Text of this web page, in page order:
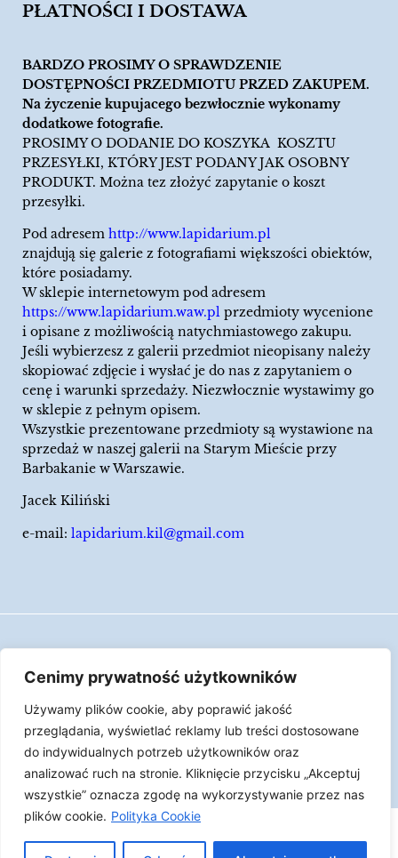
Cenimy prywatność użytkowników
Używamy plików cookie, aby poprawić jakość
przeglądania, wyświetlać reklamy lub treści dostosowane
do indywidualnych potrzeb użytkowników oraz
analizować ruch na stronie. Kliknięcie przycisku „Akceptuj
wszystkie” oznacza zgodę na wykorzystywanie przez nas
plików cookie. Polityka Cookie
PŁATNOŚCI I DOSTAWA
BARDZO PROSIMY O SPRAWDZENIE
DOSTĘPNOŚCI PRZEDMIOTU PRZED ZAKUPEM.
Na życzenie kupujacego bezwłocznie wykonamy
dodatkowe fotografie.
PROSIMY O DODANIE DO KOSZYKA KOSZTU
PRZESYŁKI, KTÓRY JEST PODANY JAK OSOBNY
PRODUKT. Można tez złożyć zapytanie o koszt
przesyłki.
Pod adresem http://www.lapidarium.pl
znajdują się galerie z fotografiami większości obiektów,
które posiadamy.
W sklepie internetowym pod adresem
https://www.lapidarium.waw.pl przedmioty wycenione
i opisane z możliwością natychmiastowego zakupu.
Jeśli wybierzesz z galerii przedmiot nieopisany należy
skopiować zdjęcie i wysłać je do nas z zapytaniem o
cenę i warunki sprzedaży. Niezwłocznie wystawimy go
w sklepie z pełnym opisem.
Wszystkie prezentowane przedmioty są wystawione na
sprzedaż w naszej galerii na Starym Mieście przy
Barbakanie w Warszawie.
Jacek Kiliński
e-mail: lapidarium.kil@gmail.com
Polityka Cookies
LAPIDARIUM Jacka Kilińskiego | Człowiek jest
epizodem w życiu przedmiotów.
Made with ♥︎ by Skydoo